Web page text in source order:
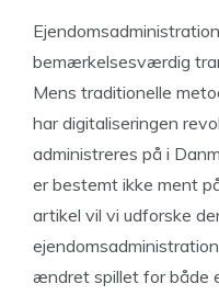
bemærkelsesværdig
Mens traditionelle
har digitaliseringen
administreres på i
er bestemt ikke ment
artikel vil vi udforske
ændret spillet for både